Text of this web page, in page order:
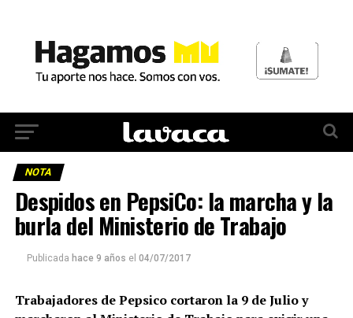
NOTA
Despidos en PepsiCo: la marcha y la
burla del Ministerio de Trabajo
Publicada hace 9 años el 04/07/2017
Trabajadores de Pepsico cortaron la 9 de Julio y